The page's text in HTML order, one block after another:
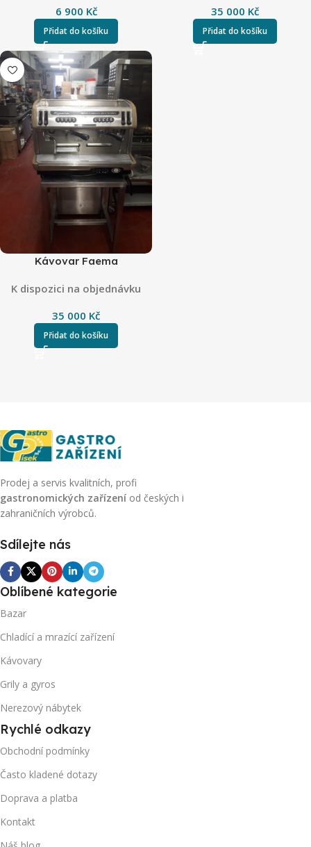
6 900 Kč
Přidat do košíku
35 000 Kč
Přidat do košíku
Kávovar Faema
K dispozici na objednávku
35 000 Kč
Přidat do košíku
Prodej a servis kvalitních, profi
gastronomických zařízení od českých i
zahraničních výrobců.
Sdílejte nás
Oblíbené kategorie
Bazar
Chladící a mrazící zařízení
Kávovary
Grily a gyros
Nerezový nábytek
Rychlé odkazy
Obchodní podmínky
Často kladené dotazy
Doprava a platba
Kontakt